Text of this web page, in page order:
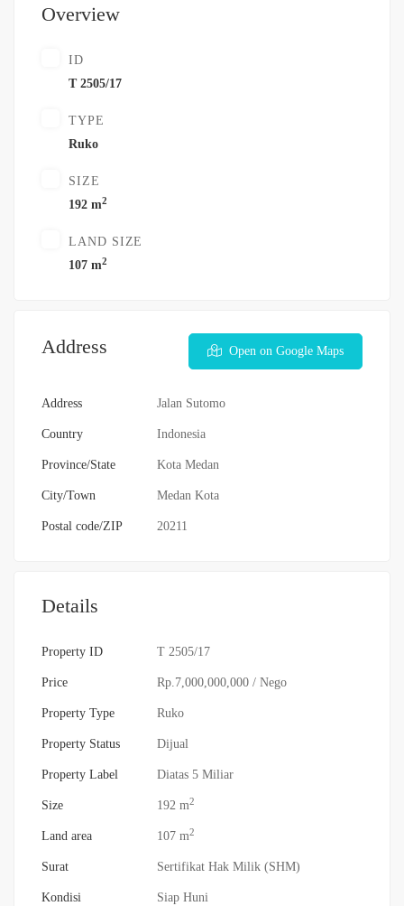
Overview
ID
T 2505/17
TYPE
Ruko
SIZE
192 m2
LAND SIZE
107 m2
Address Open on Google Maps
Address Jalan Sutomo
Country Indonesia
Province/State Kota Medan
City/Town Medan Kota
Postal code/ZIP 20211
Details
Property ID T 2505/17
Price Rp.7,000,000,000 / Nego
Property Type Ruko
Property Status Dijual
Property Label Diatas 5 Miliar
Size 192 m2
Land area 107 m2
Surat Sertifikat Hak Milik (SHM)
Kondisi Siap Huni